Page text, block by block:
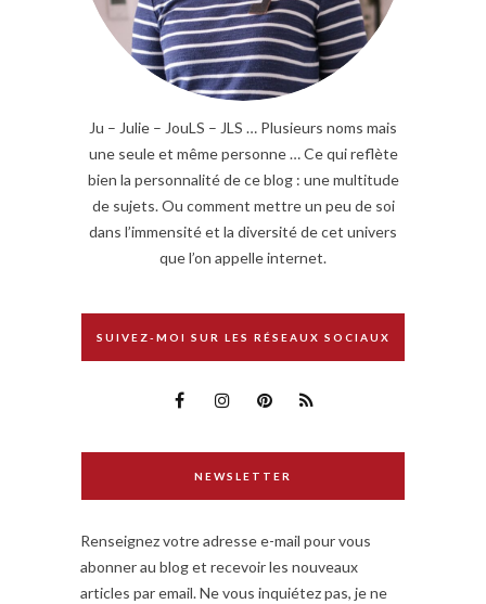
Ju – Julie – JouLS – JLS … Plusieurs noms mais
une seule et même personne … Ce qui reflète
bien la personnalité de ce blog : une multitude
de sujets. Ou comment mettre un peu de soi
dans l’immensité et la diversité de cet univers
que l’on appelle internet.
SUIVEZ-MOI SUR LES RÉSEAUX SOCIAUX
NEWSLETTER
Renseignez votre adresse e-mail pour vous
abonner au blog et recevoir les nouveaux
articles par email. Ne vous inquiétez pas, je ne